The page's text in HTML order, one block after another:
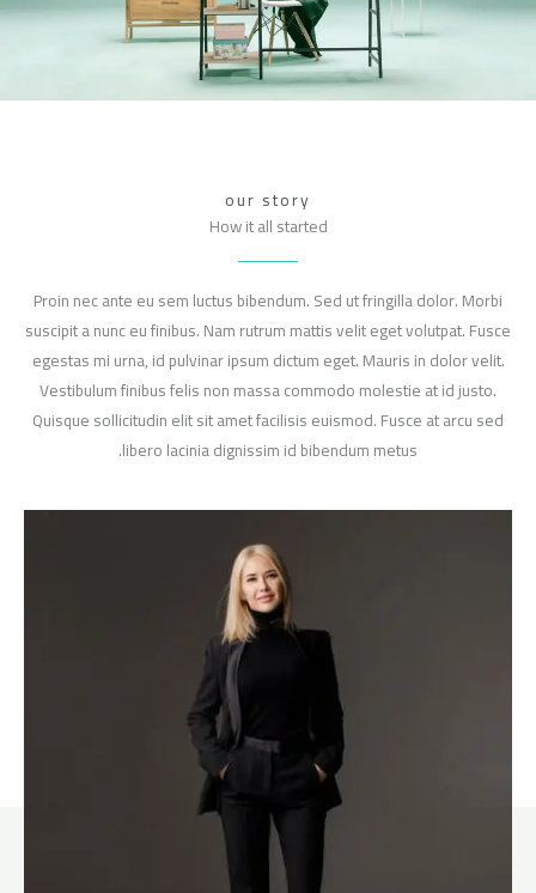
our story
How it all started
Proin nec ante eu sem luctus bibendum. Sed ut fringilla dolor. Morbi
suscipit a nunc eu finibus. Nam rutrum mattis velit eget volutpat. Fusce
egestas mi urna, id pulvinar ipsum dictum eget. Mauris in dolor velit.
Vestibulum finibus felis non massa commodo molestie at id justo.
Quisque sollicitudin elit sit amet facilisis euismod. Fusce at arcu sed
libero lacinia dignissim id bibendum metus.